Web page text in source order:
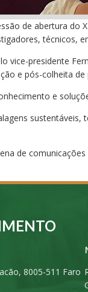
de abertura
técnicos,
vice-presidente
e pós-colheita
e
de
8005-511 Faro